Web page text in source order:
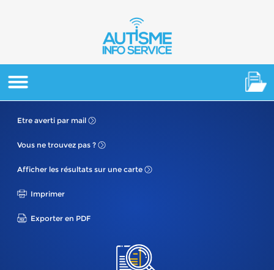
Etre averti par mail
Vous ne trouvez pas ?
Afficher les résultats sur une carte
Imprimer
Exporter en PDF